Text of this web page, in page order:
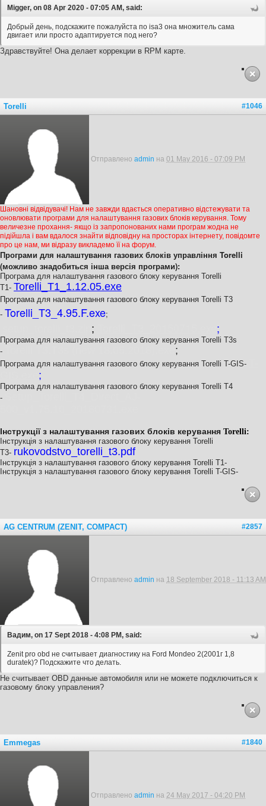
Migger, on 08 Apr 2020 - 07:05 AM, said:
Добрый день, подскажите пожалуйста по isa3 она множитель сама
двигает или просто адаптируется под него?
Здравствуйте! Она делает коррекции в RPM карте.
#1046
Torelli
Отправлено admin на 01 May 2016 - 07:09 PM
Шановні відвідувачі! Нам не завжди вдається оперативно відстежувати та
оновлювати програми для налаштування газових блоків керування. Тому
величезне прохання- якщо із запропонованих нами програм жодна не
підійшла і вам вдалося знайти відповідну на просторах інтернету, повідомте
про це нам, ми відразу викладемо її на форум.
Програми для налаштування газових блоків управління Torelli
(можливо знадобиться інша версія програми):
Програма для налаштування газового блоку керування Torelli
T1- Torelli_T1_1.12.05.exe
Програма для налаштування газового блоку керування Torelli T3
- Torelli_T3_4.95.F.exe;
; ;
Програма для налаштування газового блоку керування Torelli T3s
-
;
Програма для налаштування газового блоку керування Torelli T-GIS-
;
Програма для налаштування газового блоку керування Torelli T4
-
Інструкції з налаштування газових блоків керування Torelli:
Інструкція з налаштування газового блоку керування Torelli
T3- rukovodstvo_torelli_t3.pdf
Інструкція з налаштування газового блоку керування Torelli T1-
Інструкція з налаштування газового блоку керування Torelli T-GIS-
#2857
AG CENTRUM (ZENIT, COMPACT)
Отправлено admin на 18 September 2018 - 11:13 AM
Вадим, on 17 Sept 2018 - 4:08 PM, said:
Zenit pro obd не считывает диагностику на Ford Mondeo 2(2001г 1,8
duratek)? Подскажите что делать.
Не считывает OBD данные автомобиля или не можете подключиться к
газовому блоку управления?
#1840
Emmegas
Отправлено admin на 24 May 2017 - 04:20 PM